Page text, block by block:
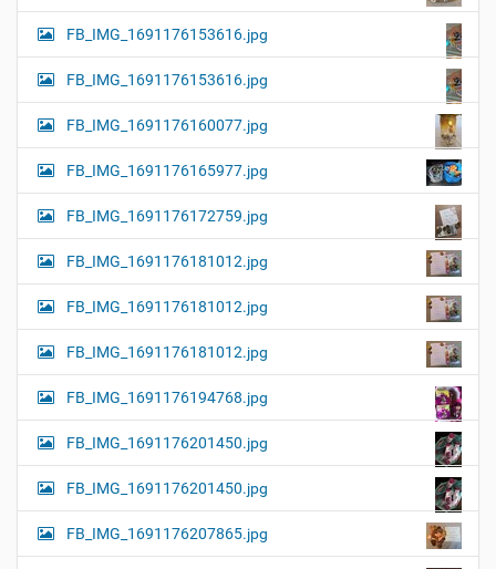
FB_IMG_1691176153616.jpg
FB_IMG_1691176153616.jpg
FB_IMG_1691176160077.jpg
FB_IMG_1691176165977.jpg
FB_IMG_1691176172759.jpg
FB_IMG_1691176181012.jpg
FB_IMG_1691176181012.jpg
FB_IMG_1691176181012.jpg
FB_IMG_1691176194768.jpg
FB_IMG_1691176201450.jpg
FB_IMG_1691176201450.jpg
FB_IMG_1691176207865.jpg